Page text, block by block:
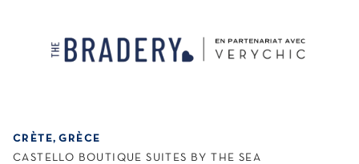
CRÈTE
GRÈCE
CASTELLO BOUTIQUE SUITES BY THE SEA